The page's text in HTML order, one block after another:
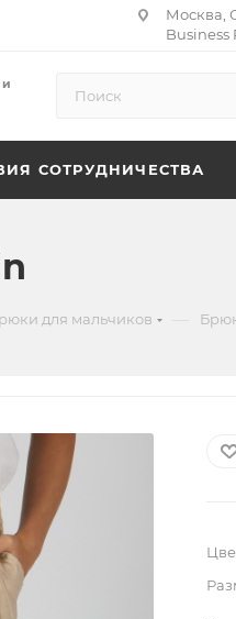
Москва,
Business
и
СОТРУДНИЧЕСТВА
для мальчиков